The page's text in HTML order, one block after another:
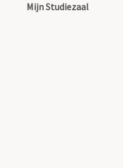
Mijn Studiezaal